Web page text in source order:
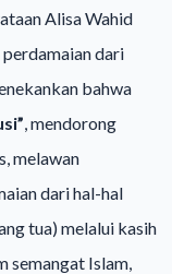
Alisa Wahid
dari
bahwa
, mendorong
melawan
dari hal-hal
tua) melalui kasih
semangat Islam,